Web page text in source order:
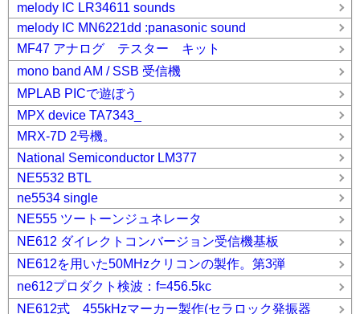
melody IC LR34611 sounds
melody IC MN6221dd :panasonic sound
MF47 アナログ テスター キット
mono band AM / SSB 受信機
MPLAB PICで遊ぼう
MPX device TA7343_
MRX-7D 2号機。
National Semiconductor LM377
NE5532 BTL
ne5534 single
NE555 ツートーンジュネレータ
NE612 ダイレクトコンバージョン受信機基板
NE612を用いた50MHzクリコンの製作。第3弾
ne612プロダクト検波：f=456.5kc
NE612式 455kHzマーカー製作(セラロック発振器